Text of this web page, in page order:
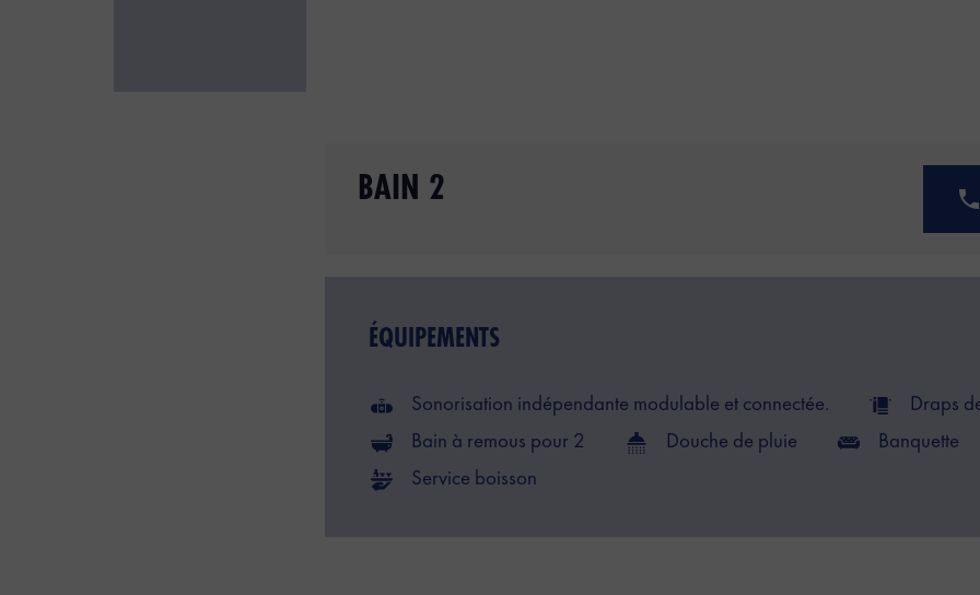
BAIN 2
ÉQUIPEMENTS
Sonorisation indépendante modulable et connectée.
Draps
Bain à remous pour 2
Douche de pluie
Banquette
Service boisson